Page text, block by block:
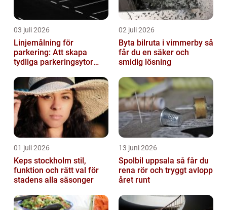
03 juli 2026
Linjemålning för
parkering: Att skapa
tydliga parkeringsytor
parkeringslinjer
02 juli 2026
Byta bilruta i vimmerby så
får du en säker och
smidig lösning
01 juli 2026
Keps stockholm stil,
funktion och rätt val för
stadens alla säsonger
13 juni 2026
Spolbil uppsala så får du
rena rör och tryggt avlopp
året runt